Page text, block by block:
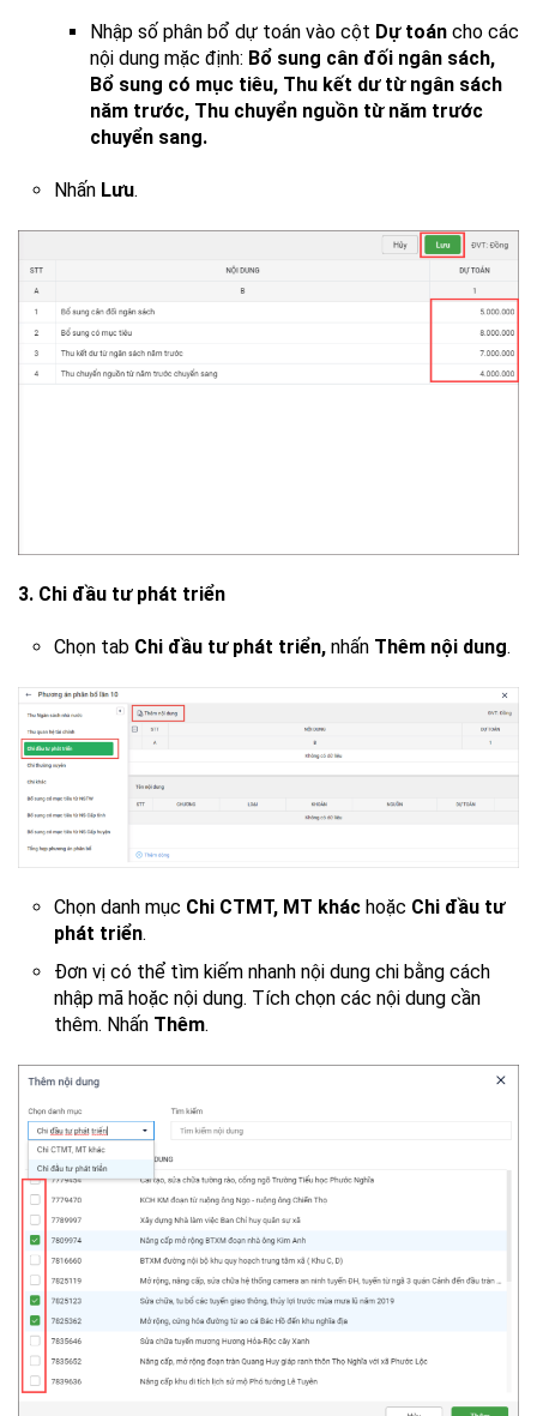
Nhập số phân bổ dự toán vào cột Dự toán cho các
nội dung mặc định: Bổ sung cân đối ngân sách,
Bổ sung có mục tiêu, Thu kết dư từ ngân sách
năm trước, Thu chuyển nguồn từ năm trước
chuyển sang.
Nhấn Lưu.
3. Chi đầu tư phát triển
Chọn tab Chi đầu tư phát triển, nhấn Thêm nội dung.
Chọn danh mục Chi CTMT, MT khác hoặc Chi đầu tư
phát triển.
Đơn vị có thể tìm kiếm nhanh nội dung chi bằng cách
nhập mã hoặc nội dung. Tích chọn các nội dung cần
thêm. Nhấn Thêm.